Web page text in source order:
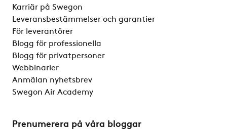
Karriär på Swegon
Leveransbestämmelser och garantier
För leverantörer
Blogg för professionella
Blogg för privatpersoner
Webbinarier
Anmälan nyhetsbrev
Swegon Air Academy
Prenumerera på våra bloggar